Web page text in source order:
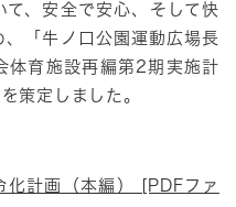
て、安全で安心、そして快
「牛ノ口公園運動広場長
体育施設再編第2期実施計
策定しました。
化計画（本編） [PDFファ